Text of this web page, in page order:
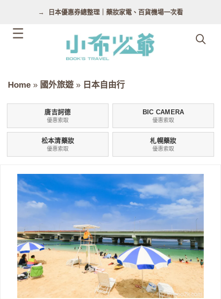
日本優惠券總整理｜藥妝家電、百貨機場一次看
Home » 國外旅遊 » 日本自由行
唐吉訶德
優惠索取
BIC CAMERA
優惠索取
松本清藥妝
優惠索取
札幌藥妝
優惠索取